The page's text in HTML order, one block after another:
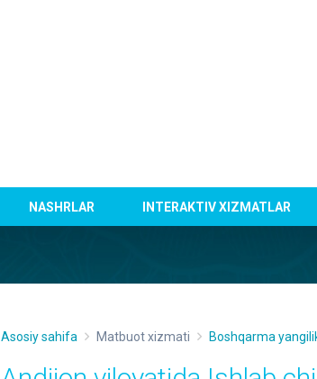
NASHRLAR INTERAKTIV XIZMATLAR
Asosiy sahifa Matbuot xizmati Boshqarma